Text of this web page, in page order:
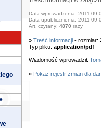
Data wprowadzenia: 2011-09-
Data upublicznienia: 2011-09-
Art. czytany: 4870 razy
» Treść informacji- rozmiar:
Typ pliku: application/pdf
Wiadomość wprowadził:
» Pokaż rejestr zmian dla